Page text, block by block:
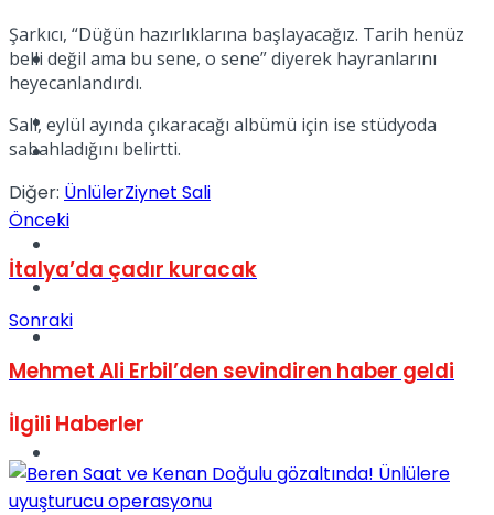
TV
Kadınca
Sinema
Tatil
Podcast
Şarkıcı, “Düğün hazırlıklarına başlayacağız. Tarih henüz
belli değil ama bu sene, o sene” diyerek hayranlarını
heyecanlandırdı.
Sali, eylül ayında çıkaracağı albümü için ise stüdyoda
sabahladığını belirtti.
Diğer: ÜnlülerZiynet Sali
Önceki
İtalya’da çadır kuracak
Sonraki
Mehmet Ali Erbil’den sevindiren haber geldi
İlgili Haberler